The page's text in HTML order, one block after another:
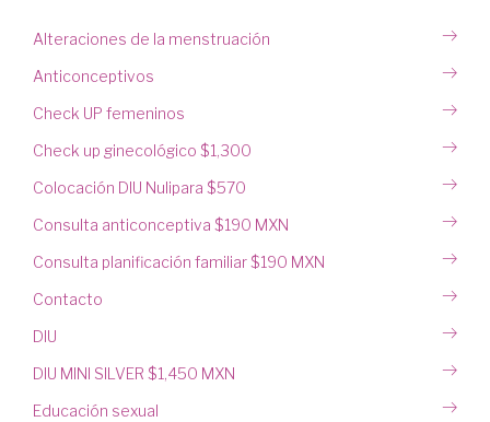
Alteraciones de la menstruación
Anticonceptivos
Check UP femeninos
Check up ginecológico $1,300
Colocación DIU Nulipara $570
Consulta anticonceptiva $190 MXN
Consulta planificación familiar $190 MXN
Contacto
DIU
DIU MINI SILVER $1,450 MXN
Educación sexual